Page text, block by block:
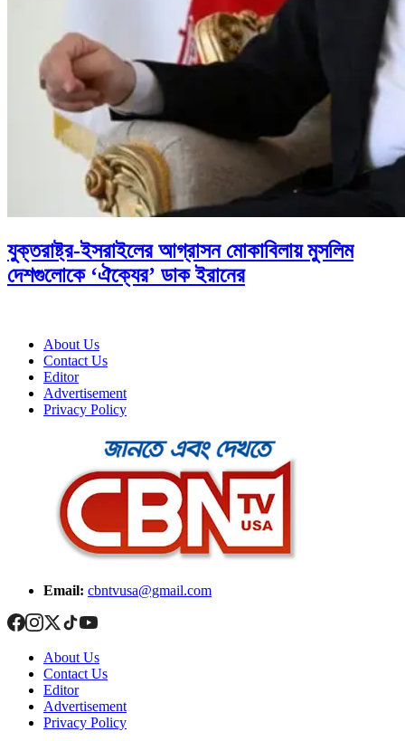
যুক্তরাষ্ট্র-ইসরাইলের আগ্রাসন মোকাবিলায় মুসলিম
দেশগুলোকে ‘ঐক্যের’ ডাক ইরানের
About Us
Contact Us
Editor
Advertisement
Privacy Policy
Email: cbntvusa@gmail.com
About Us
Contact Us
Editor
Advertisement
Privacy Policy